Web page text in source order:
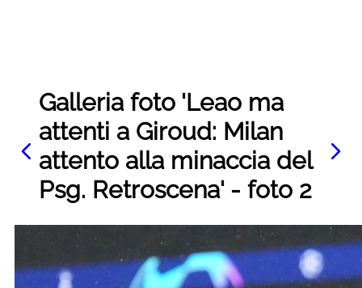
Galleria foto 'Leao ma
attenti a Giroud: Milan
attento alla minaccia del
Psg. Retroscena' - foto 2